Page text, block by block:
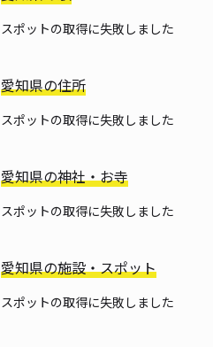
スポットの取得に失敗しました
愛知県の住所
スポットの取得に失敗しました
愛知県の神社・お寺
スポットの取得に失敗しました
愛知県の施設・スポット
スポットの取得に失敗しました